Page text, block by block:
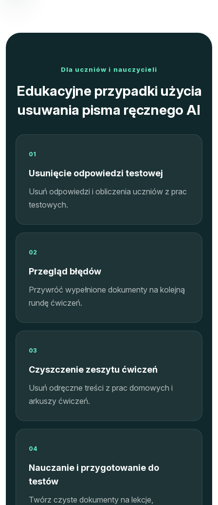
Dla uczniów i nauczycieli
Edukacyjne przypadki użycia
usuwania pisma ręcznego AI
01
Usunięcie odpowiedzi testowej
Usuń odpowiedzi i obliczenia uczniów z prac
testowych.
02
Przegląd błędów
Przywróć wypełnione dokumenty na kolejną
rundę ćwiczeń.
03
Czyszczenie zeszytu ćwiczeń
Usuń odręczne treści z prac domowych i
arkuszy ćwiczeń.
04
Nauczanie i przygotowanie do
testów
Twórz czyste dokumenty na lekcje,